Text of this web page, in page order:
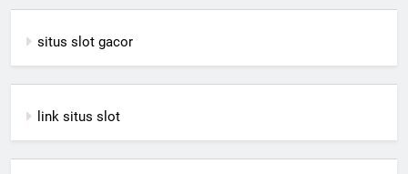
situs slot gacor
link situs slot